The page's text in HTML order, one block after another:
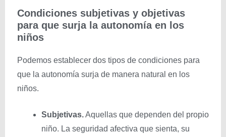
Condiciones subjetivas y objetivas
para que surja la autonomía en los
niños
Podemos establecer dos tipos de condiciones para
que la autonomía surja de manera natural en los
niños.
Subjetivas.Aquellas que dependen del propio
niño. La seguridad afectiva que sienta, su